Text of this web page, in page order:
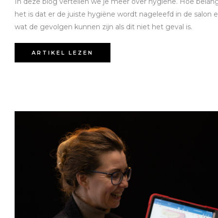
het is dat er de juiste hygiëne wordt nageleefd in de salon
wat de gevolgen kunnen zijn als dit niet het geval is.
ARTIKEL LEZEN